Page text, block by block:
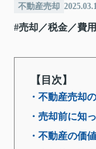
不動産売却
#売却／税金／費
【目次】
・不動産売却
・売却前に知
・不動産の価